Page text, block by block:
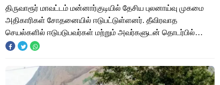
திருவாரூர் மாவட்டம் மன்னார்குடியில் தேசிய புலனாய்வு முகமை
அதிகாரிகள் சோதனையில் ஈடுபட்டுள்ளனர். தீவிரவாத
செயல்களில் ஈடுபடுபவர்கள் மற்றும் அவர்களுடன் தொடர்பில்
இருப்பவர்களை கண்டறிந்து சதி செயல்களை முறி